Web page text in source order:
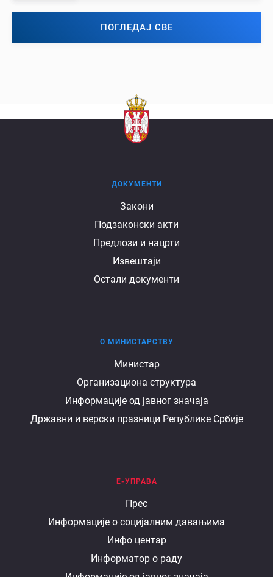
ПОГЛЕДАЈ СВЕ
ДОКУМЕНТИ
Закони
Подзаконски акти
Предлози и нацрти
Извештаји
Остали документи
министарству
О МИНИСТАРСТВУ
Министар
Организациона структура
Информације од јавног значаја
Државни и верски празници Републике Србије
Е-УПРАВА
Прес
Информације о социјалним давањима
Инфо центар
Информатор о раду